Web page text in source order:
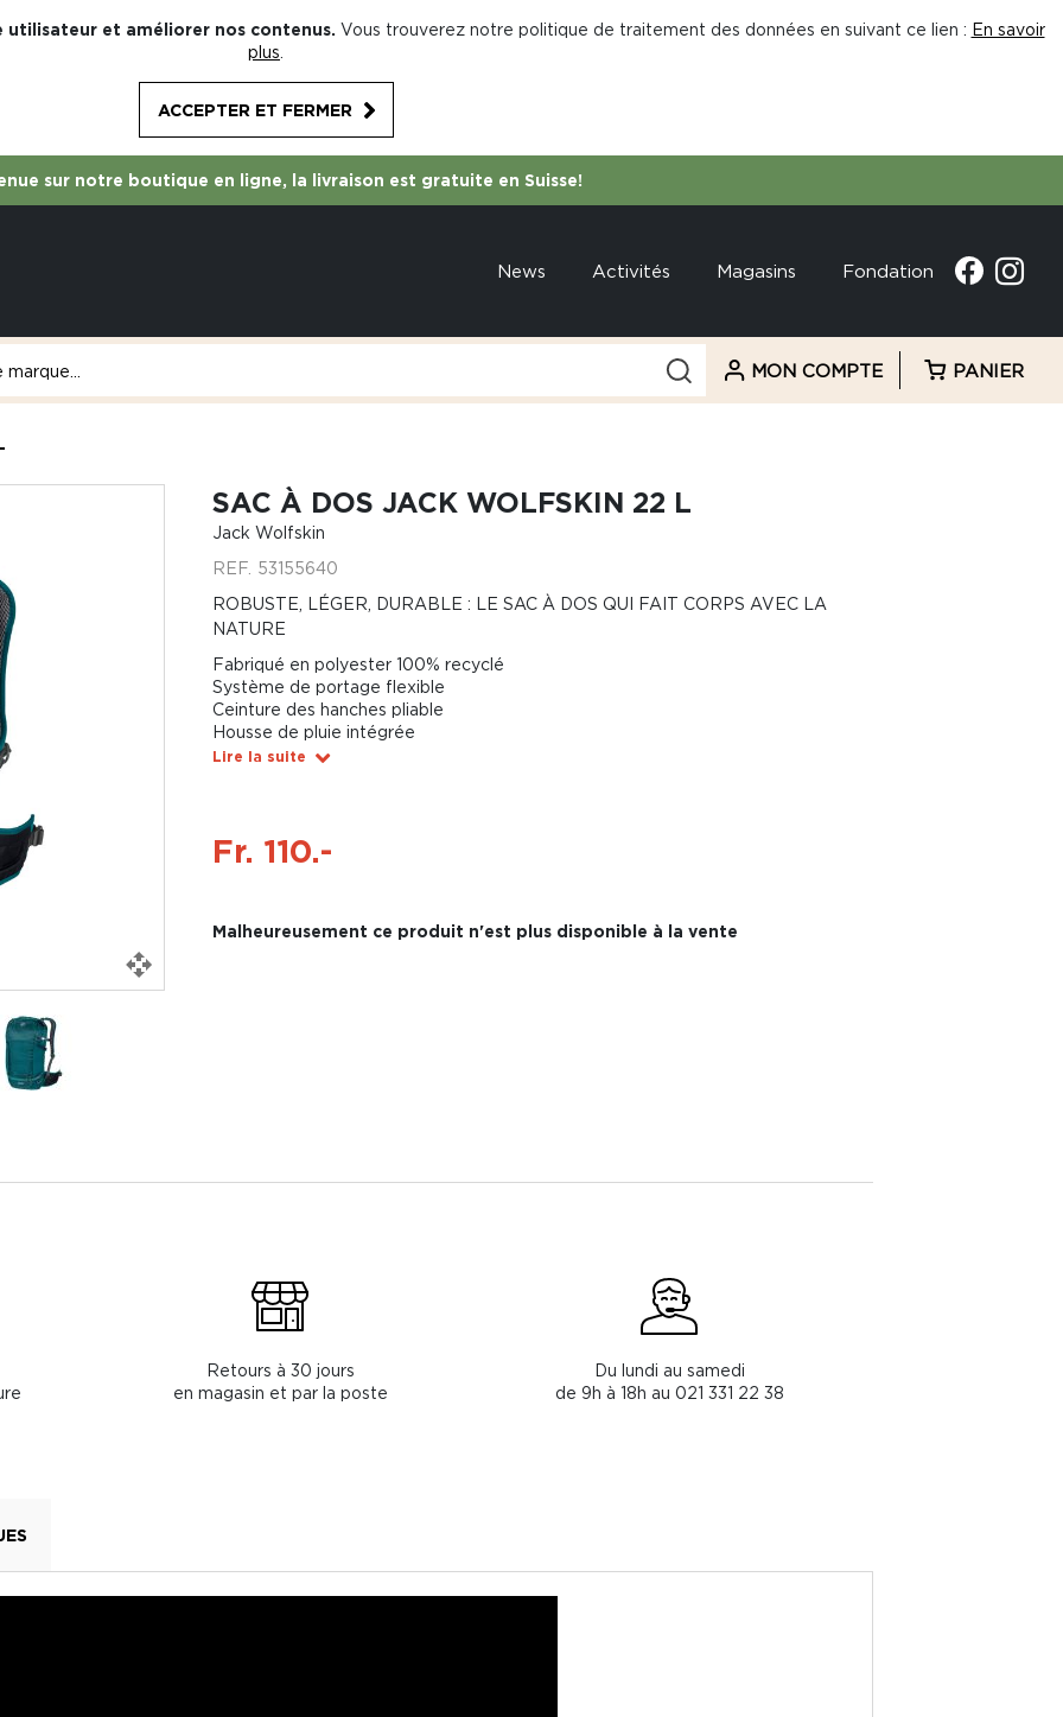
et améliorer nos contenus. Vous trouverez notre politique de traitement des données en suivant ce lien : En savoir
plus
ACCEPTER ET FERMER
sur notre boutique en ligne, la livraison est gratuite en Suisse!
News Activités Magasins Fondation
MON COMPTE PANIER
SAC À DOS JACK WOLFSKIN 22 L
Jack Wolfskin
REF. 53155640
ROBUSTE, LÉGER, DURABLE : LE SAC À DOS QUI FAIT CORPS AVEC LA
NATURE
Fabriqué en polyester 100% recyclé
Système de portage flexible
Ceinture des hanches pliable
Housse de pluie intégrée
Lire la suite
Fr. 110.-
Malheureusement ce produit n'est plus disponible à la vente
Retours à 30 jours
en magasin et par la poste
Du lundi au samedi
de 9h à 18h au 021 331 22 38